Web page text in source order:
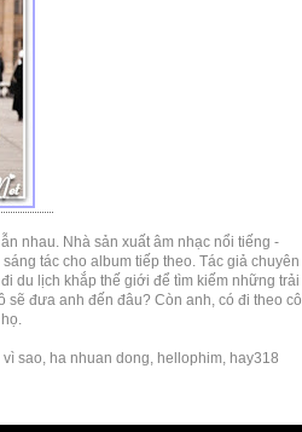
nhau. Nhà sản xuất âm nhạc nổi tiếng -
tác cho album tiếp theo. Tác giả chuyên
du lịch khắp thế giới để tìm kiếm những trải
đưa anh đến đâu? Còn anh, có đi theo cô
sao, ha nhuan dong, hellophim, hay318